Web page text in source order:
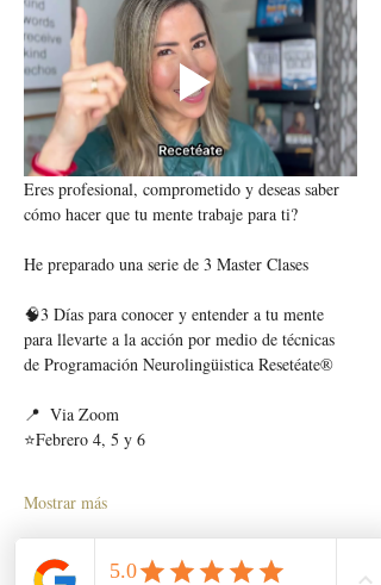
Eres profesional, comprometido y deseas saber
cómo hacer que tu mente trabaje para ti?
He preparado una serie de 3 Master Clases
🧠3 Días para conocer y entender a tu mente
para llevarte a la acción por medio de técnicas
de Programación Neurolingüistica Resetéate®
📍  Via Zoom
⭐Febrero 4, 5 y 6
Mostrar más
Compartir este evento